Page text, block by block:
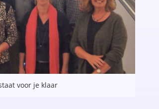
voor je klaar